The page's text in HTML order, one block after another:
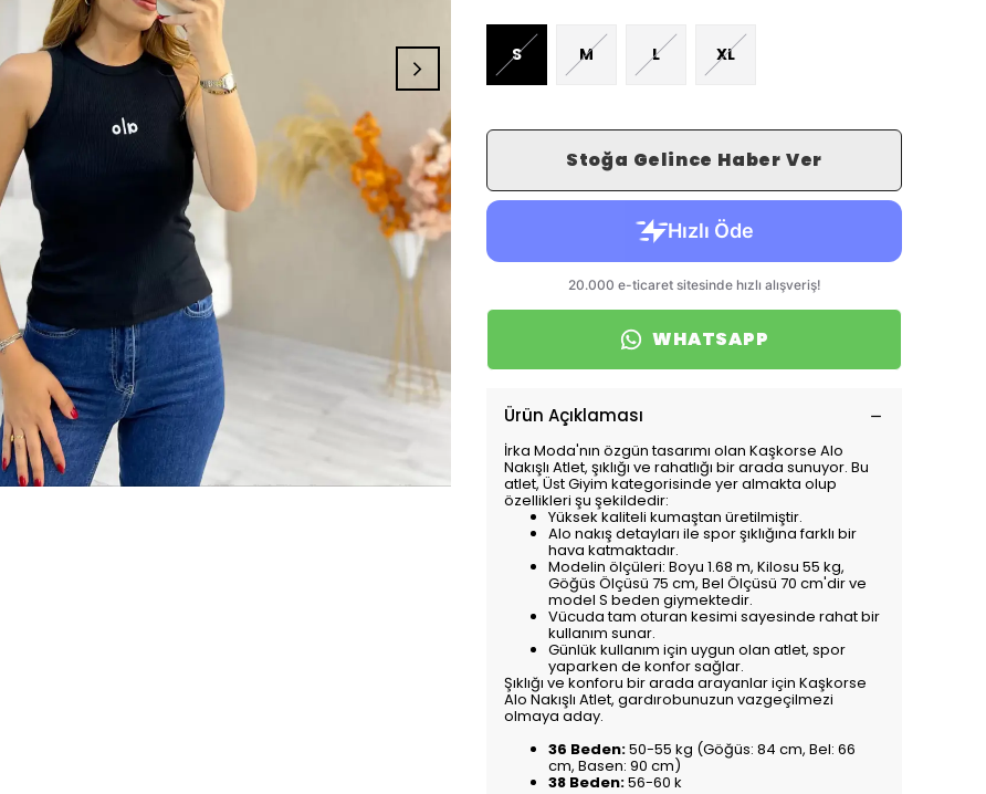
S M L XL
Stoğa Gelince Haber Ver
WHATSAPP
Ürün Açıklaması
İrka Moda'nın özgün tasarımı olan Kaşkorse Alo
Nakışlı Atlet, şıklığı ve rahatlığı bir arada sunuyor. Bu
atlet, Üst Giyim kategorisinde yer almakta olup
özellikleri şu şekildedir:
Yüksek kaliteli kumaştan üretilmiştir.
Alo nakış detayları ile spor şıklığına farklı bir
hava katmaktadır.
Modelin ölçüleri: Boyu 1.68 m, Kilosu 55 kg,
Göğüs Ölçüsü 75 cm, Bel Ölçüsü 70 cm'dir ve
model S beden giymektedir.
Vücuda tam oturan kesimi sayesinde rahat bir
kullanım sunar.
Günlük kullanım için uygun olan atlet, spor
yaparken de konfor sağlar.
Şıklığı ve konforu bir arada arayanlar için Kaşkorse
Alo Nakışlı Atlet, gardırobunuzun vazgeçilmezi
olmaya aday.
36 Beden:50-55 kg (Göğüs: 84 cm, Bel: 66
cm, Basen: 90 cm)
38 Beden:56-60 k